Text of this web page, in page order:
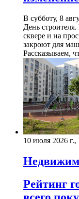
В субботу, 8
День
сквере и на
закроют для
Рассказываем,
10 июля 2026 г.,
Рейтинг